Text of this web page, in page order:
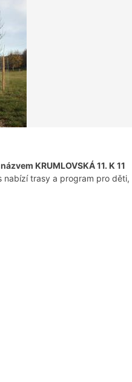
KRUMLOVSKÁ 11. K 11
nabízí trasy a program pro děti,